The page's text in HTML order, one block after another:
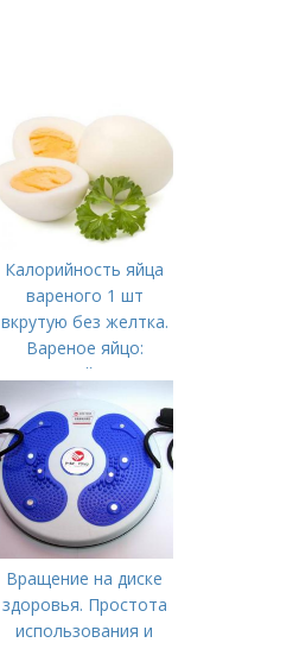
Калорийность яйца
вареного 1 шт
вкрутую без желтка.
Вареное яйцо:
калорийность
Вращение на диске
здоровья. Простота
использования и